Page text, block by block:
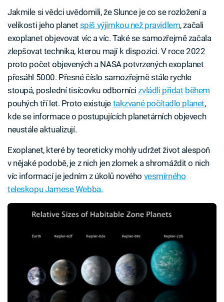
Jakmile si vědci uvědomili, že Slunce je co se rozložení a
velikosti jeho planet spíš výjimkou než pravidlem, začali
exoplanet objevovat víc a víc. Také se samozřejmě začala
zlepšovat technika, kterou mají k dispozici. V roce 2022
proto počet objevených a NASA potvrzených exoplanet
přesáhl 5000. Přesné číslo samozřejmě stále rychle
stoupá, poslední tisícovku odbornícizvládli přidat během
pouhých tří let. Proto existuje takzvané počítadlo planet,
kde se informace o postupujících planetárních objevech
neustále aktualizují.
Exoplanet, které by teoreticky mohly udržet život alespoň
v nějaké podobě, je z nich jen zlomek a shromáždit o nich
víc informací je jedním z úkolů nového vesmírného
teleskopu Jamese Webba.